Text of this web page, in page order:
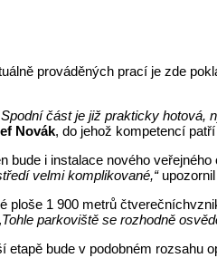
prováděných prací je zde
část je již prakticky
Novák, do jehož kompetencí
i instalace nového
velmi komplikované,“
1 900 metrů
parkoviště se rozhodně
bude v podobném rozsahu